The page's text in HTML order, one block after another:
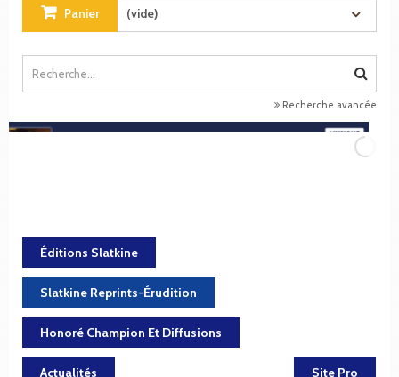
Panier (vide)
Recherche avancée
Éditions Slatkine
Slatkine Reprints-Érudition
Honoré Champion Et Diffusions
Actualités Site Pro